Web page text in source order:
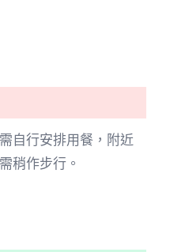
自行安排用餐，附近
稍作步行。